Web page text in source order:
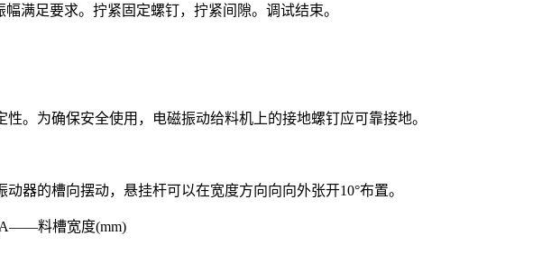
足要求。拧紧固定螺钉，拧紧间隙。调试结束。
为确保安全使用，电磁振动给料机上的接地螺钉应可靠接地。
的槽向摆动，悬挂杆可以在宽度方向向向外张开10°布置。
料槽宽度(mm)